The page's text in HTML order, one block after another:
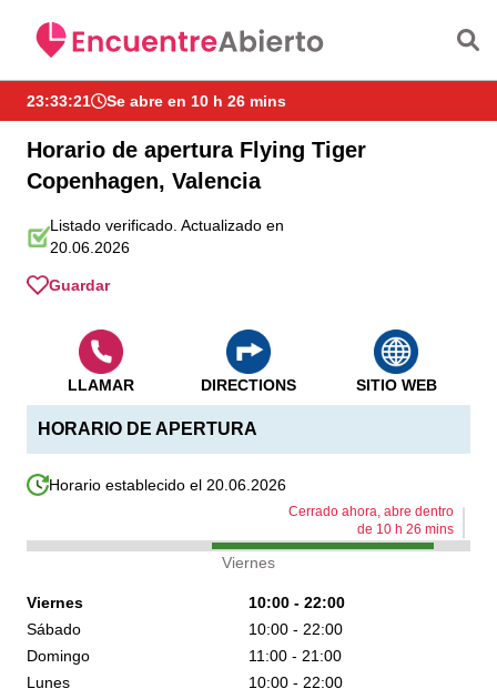
23:33:21 Se abre en 10 h 26 mins
Horario de apertura Flying Tiger
Copenhagen, Valencia
Listado verificado. Actualizado en
20.06.2026
Guardar
HORARIO DE APERTURA
Horario establecido el 20.06.2026
Cerrado ahora, abre dentro
de 10h 26 mins
Viernes
Viernes
10:00 - 22:00
Sábado
10:00 - 22:00
Domingo
11:00 - 21:00
Lunes
10:00 - 22:00
LLAMAR DIRECTIONS SITIO WEB